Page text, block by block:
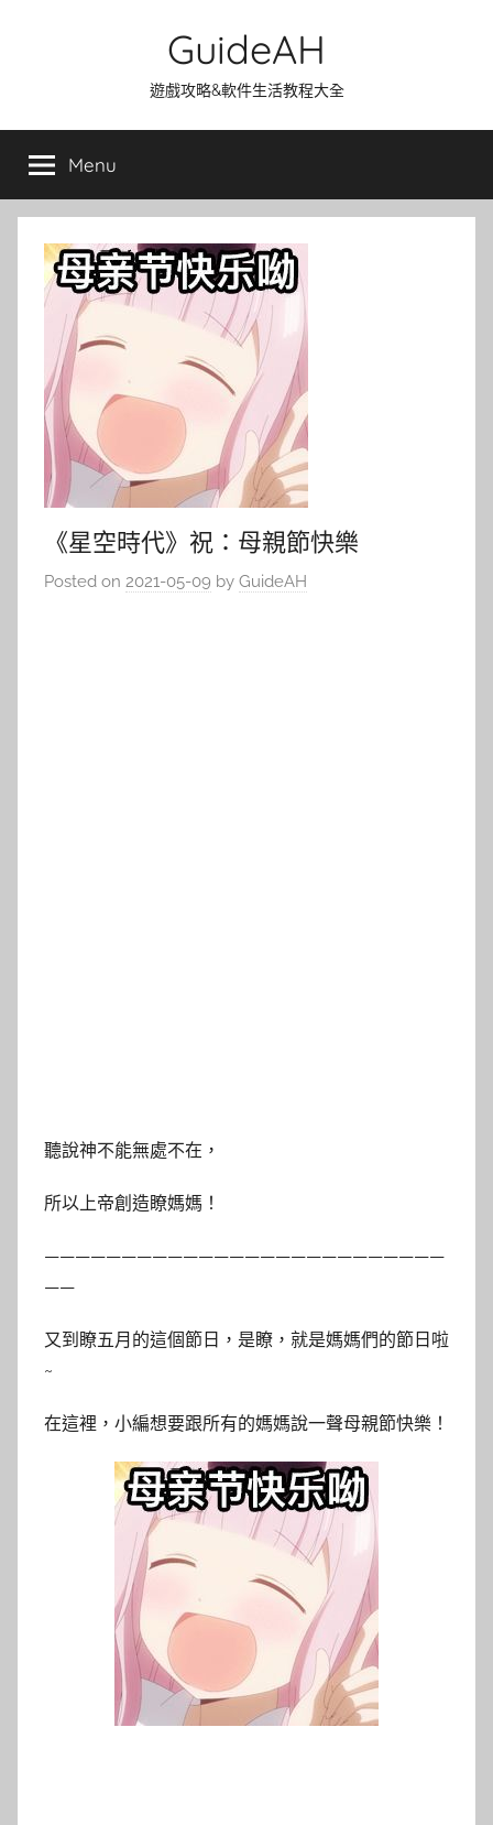
GuideAH
遊戲攻略&軟件生活教程大全
Menu
《星空時代》祝：母親節快樂
Posted on 2021-05-09 by GuideAH
聽說神不能無處不在，
所以上帝創造瞭媽媽！
——————————————————————————
——
又到瞭五月的這個節日，是瞭，就是媽媽們的節日啦
~
在這裡，小編想要跟所有的媽媽說一聲母親節快樂！